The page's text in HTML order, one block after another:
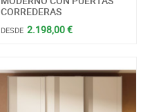
CORREDERAS
DESDE 2.198,00 €